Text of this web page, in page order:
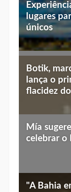
lugares
únicos
Top 10
luz baixa,
Botik,
lança o
flacidez
Mía
celebrar o
"A Bahia